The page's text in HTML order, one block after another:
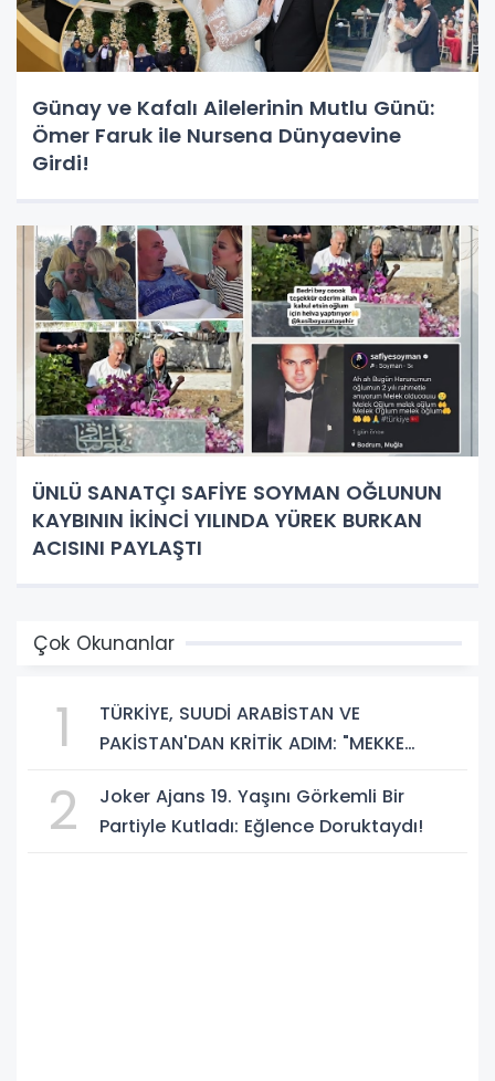
Günay ve Kafalı Ailelerinin Mutlu Günü:
Ömer Faruk ile Nursena Dünyaevine
Girdi!
ÜNLÜ SANATÇI SAFİYE SOYMAN OĞLUNUN
KAYBININ İKİNCİ YILINDA YÜREK BURKAN
ACISINI PAYLAŞTI
Çok Okunanlar
1
TÜRKİYE, SUUDİ ARABİSTAN VE
PAKİSTAN'DAN KRİTİK ADIM: "MEKKE
2
Joker Ajans 19. Yaşını Görkemli Bir
Partiyle Kutladı: Eğlence Doruktaydı!